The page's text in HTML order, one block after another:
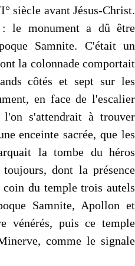
siècle avant Jésus-Christ.
: le monument a dû être
Samnite. C'était un
la colonnade comportait
côtés et sept sur les
en face de l'escalier
s'attendrait à trouver
enceinte sacrée, que les
la tombe du héros
dont la présence
coin du temple trois autels
Samnite, Apollon et
vénérés, puis ce temple
comme le signale